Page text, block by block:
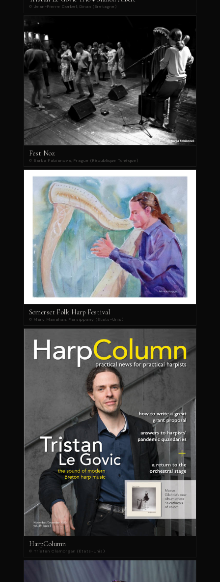
© Jean-Pierre Corbel, Dinan (Bretagne)
Fest Noz
© Barka Fabianova, Prague (République Tchèque)
Somerset Folk Harp Festival
© Mary Manahan, Parsippany (États-Unis)
HarpColumn
© Tristan Clamorgan (États-Unis)